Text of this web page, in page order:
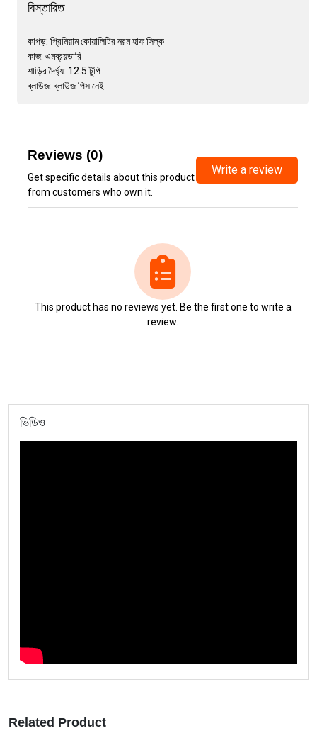
বিস্তারিত
কাপড়: প্রিমিয়াম কোয়ালিটির নরম হাফ সিল্ক
কাজ: এমব্রয়ডারি
শাড়ির দৈর্ঘ্য: 12.5 টুপি
ব্লাউজ: ব্লাউজ পিস নেই
Reviews (0)
Get specific details about this product
from customers who own it.
Write a review
This product has no reviews yet. Be the first one to write a
review.
ভিডিও
Related Product